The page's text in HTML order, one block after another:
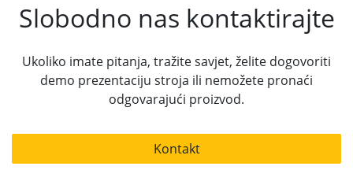
Slobodno nas kontaktirajte
Ukoliko imate pitanja, tražite savjet, želite dogovoriti
demo prezentaciju stroja ili nemožete pronaći
odgovarajući proizvod.
Kontakt